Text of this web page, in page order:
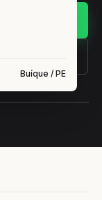
Buíque / PE